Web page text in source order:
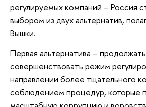
регулируемых компаний – Россия
выбором из двух альтернатив,
Вышки.
Первая альтернатива – продолжать
совершенствовать режим
направлении более тщательного
соблюдением процедур, которые